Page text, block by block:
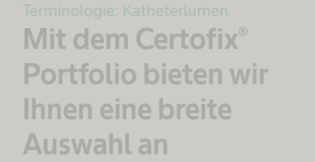
Terminologie: Katheterlumen
Mit dem Certofix®
Portfolio bieten wir
Ihnen eine breite
Auswahl an